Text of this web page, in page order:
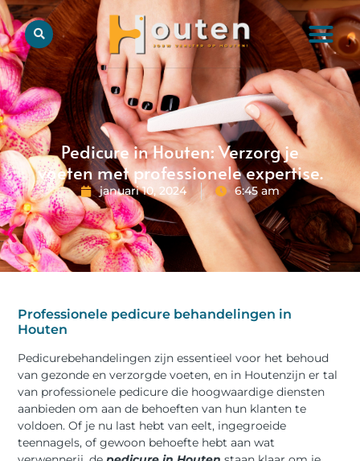
Pedicure in Houten: Verzorg je
voeten met professionele expertise.
januari 10, 2024 6:45 am
Professionele pedicure behandelingen in
Houten
Pedicurebehandelingen zijn essentieel voor het behoud
van gezonde en verzorgde voeten, en in Houtenzijn er tal
van professionele pedicure die hoogwaardige diensten
aanbieden om aan de behoeften van hun klanten te
voldoen. Of je nu last hebt van eelt, ingegroeide
teennagels, of gewoon behoefte hebt aan wat